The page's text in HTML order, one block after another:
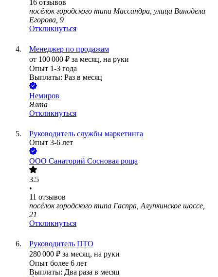
16 отзывов
посёлок городского типа Массандра, улица Винодела
Егорова, 9
Откликнуться
Менеджер по продажам
от 100 000 ₽ за месяц, на руки
Опыт 1-3 года
Выплаты: Раз в месяц
Немиров
Ялта
Откликнуться
Руководитель службы маркетинга
Опыт 3-6 лет
ООО Санаторий Сосновая роща
3.5
•
11 отзывов
посёлок городского типа Гаспра, Алупкинское шоссе,
21
Откликнуться
Руководитель ПТО
280 000 ₽ за месяц, на руки
Опыт более 6 лет
Выплаты: Два раза в месяц